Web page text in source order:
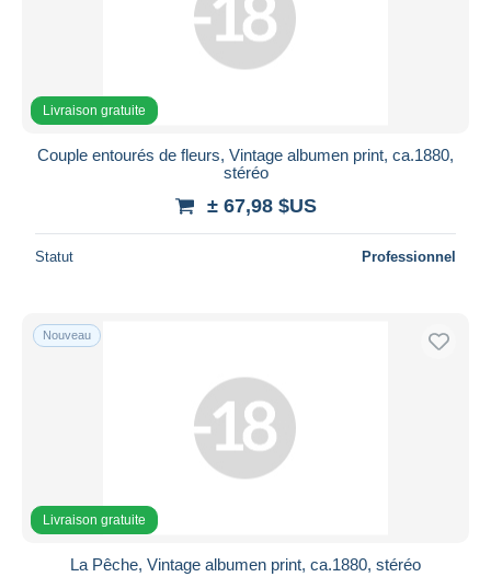
Livraison gratuite
Couple entourés de fleurs, Vintage albumen print, ca.1880,
stéréo
± 67,98 $US
Statut Professionnel
Nouveau
Livraison gratuite
La Pêche, Vintage albumen print, ca.1880, stéréo